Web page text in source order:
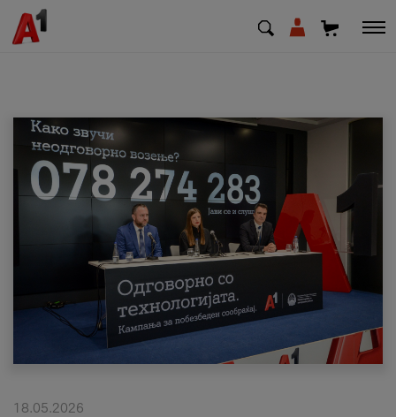
МК EN SQ
Деловни
Поддршка
Надополни кредит
18.05.2026